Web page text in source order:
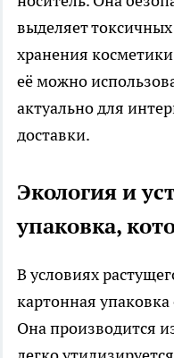
выделяет
хранения
её можно
актуально для
доставки.
Экология и
упаковка,
В условиях
картонная
Она производится